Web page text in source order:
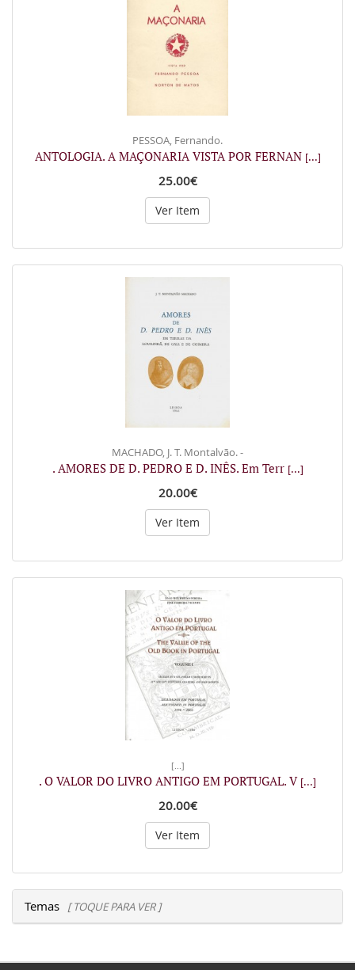
PESSOA, Fernando.
ANTOLOGIA. A MAÇONARIA VISTA POR FERNAN [...]
25.00€
Ver Item
MACHADO, J. T. Montalvão. -
. AMORES DE D. PEDRO E D. INÊS. Em Terr [...]
20.00€
Ver Item
[...]
. O VALOR DO LIVRO ANTIGO EM PORTUGAL. V [...]
20.00€
Ver Item
Temas [ TOQUE PARA VER ]